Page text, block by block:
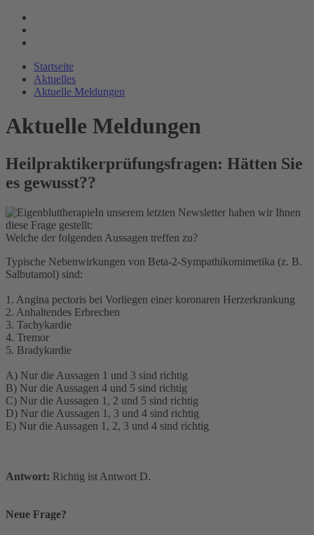
Startseite
Aktuelles
Aktuelle Meldungen
Aktuelle Meldungen
Heilpraktikerprüfungsfragen: Hätten Sie
es gewusst??
In unserem letzten Newsletter haben wir Ihnen
diese Frage gestellt:
Welche der folgenden Aussagen treffen zu?
Typische Nebenwirkungen von Beta-2-Sympathikomimetika (z. B.
Salbutamol) sind:
1. Angina pectoris bei Vorliegen einer koronaren Herzerkrankung
2. Anhaltendes Erbrechen
3. Tachykardie
4. Tremor
5. Bradykardie
A) Nur die Aussagen 1 und 3 sind richtig
B) Nur die Aussagen 4 und 5 sind richtig
C) Nur die Aussagen 1, 2 und 5 sind richtig
D) Nur die Aussagen 1, 3 und 4 sind richtig
E) Nur die Aussagen 1, 2, 3 und 4 sind richtig
Antwort: Richtig ist Antwort D.
Neue Frage?